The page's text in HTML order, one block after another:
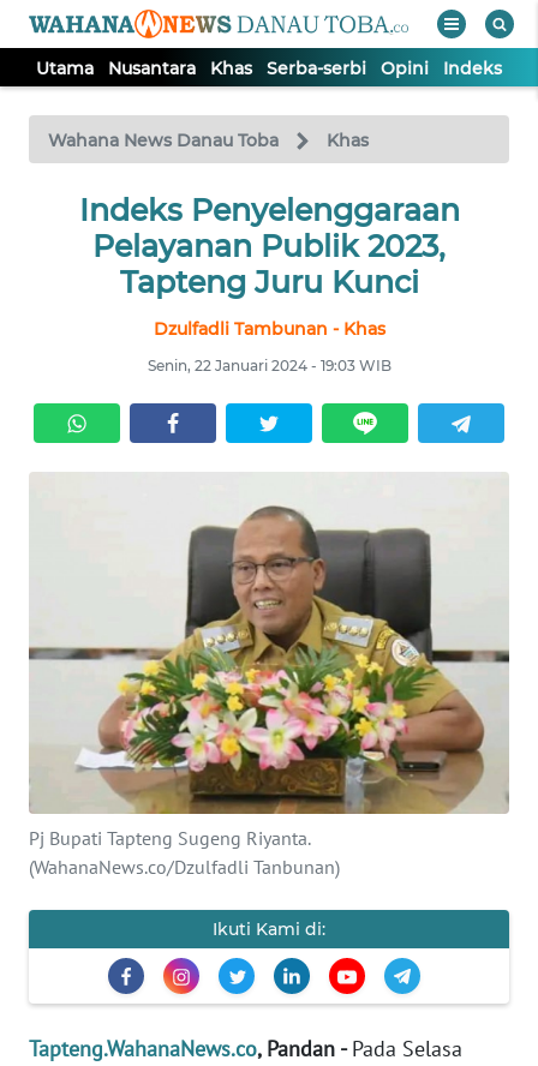
Utama Nusantara Khas Serba-serbi Opini Indeks
Wahana News Danau Toba Khas
Indeks Penyelenggaraan
Pelayanan Publik 2023,
Tapteng Juru Kunci
Dzulfadli Tambunan - Khas
Senin, 22 Januari 2024 - 19:03 WIB
Pj Bupati Tapteng Sugeng Riyanta.
(WahanaNews.co/Dzulfadli Tanbunan)
Ikuti Kami di:
Tapteng.WahanaNews.co, Pandan -Pada Selasa
TV
Tutup
UTAMA
NUSANTARA
SERBA-
SERBI
BERITA
IKLAN
TENTANG
KAMI
PEDOMAN
MEDIA